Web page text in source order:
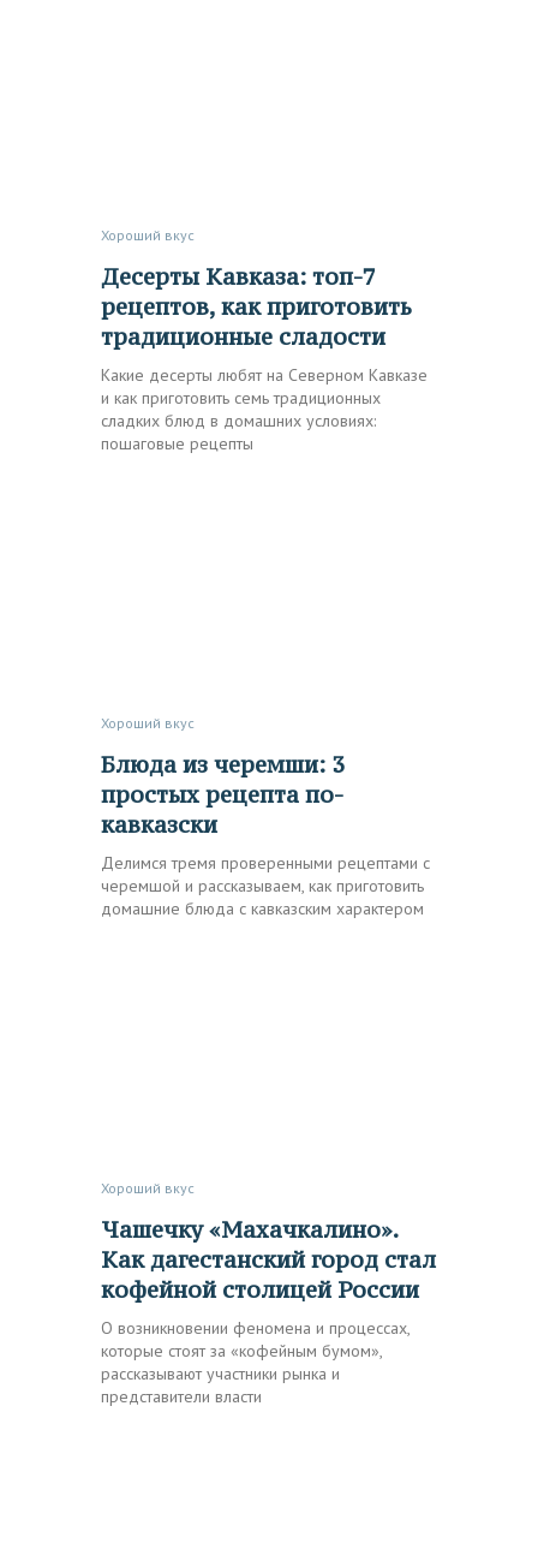
Хороший вкус
Десерты Кавказа: топ-7
рецептов, как приготовить
традиционные сладости
Какие десерты любят на Северном Кавказе
и как приготовить семь традиционных
сладких блюд в домашних условиях:
пошаговые рецепты
Хороший вкус
Блюда из черемши: 3
простых рецепта по-
кавказски
Делимся тремя проверенными рецептами с
черемшой и рассказываем, как приготовить
домашние блюда с кавказским характером
Хороший вкус
Чашечку «Махачкалино».
Как дагестанский город стал
кофейной столицей России
О возникновении феномена и процессах,
которые стоят за «кофейным бумом»,
рассказывают участники рынка и
представители власти